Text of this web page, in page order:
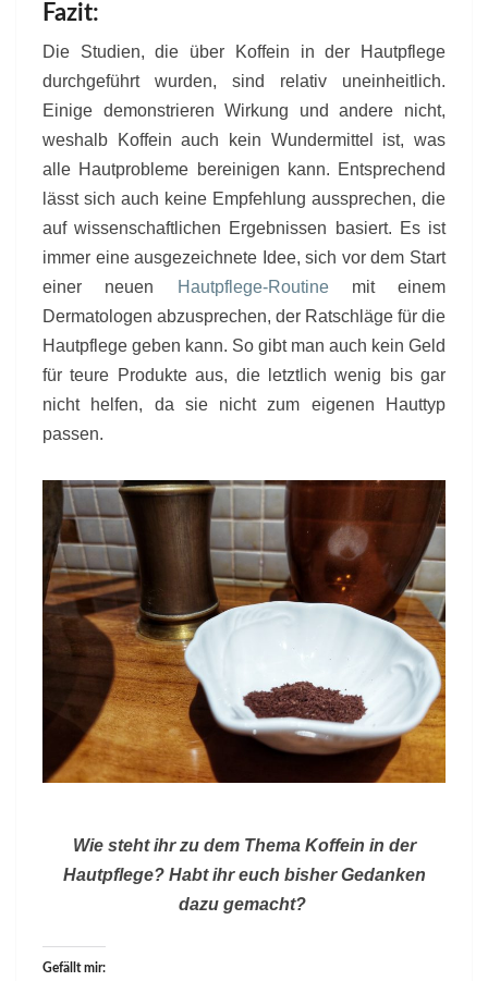
Fazit:
Die Studien, die über Koffein in der Hautpflege
durchgeführt wurden, sind relativ uneinheitlich.
Einige demonstrieren Wirkung und andere nicht,
weshalb Koffein auch kein Wundermittel ist, was
alle Hautprobleme bereinigen kann. Entsprechend
lässt sich auch keine Empfehlung aussprechen, die
auf wissenschaftlichen Ergebnissen basiert. Es ist
immer eine ausgezeichnete Idee, sich vor dem Start
einer neuen
Hautpflege-Routinemit einem
Dermatologen abzusprechen, der Ratschläge für die
Hautpflege geben kann. So gibt man auch kein Geld
für teure Produkte aus, die letztlich wenig bis gar
nicht helfen, da sie nicht zum eigenen Hauttyp
passen.
Wie steht ihr zu dem Thema Koffein in der
Hautpflege? Habt ihr euch bisher Gedanken
dazu gemacht?
Gefällt mir: